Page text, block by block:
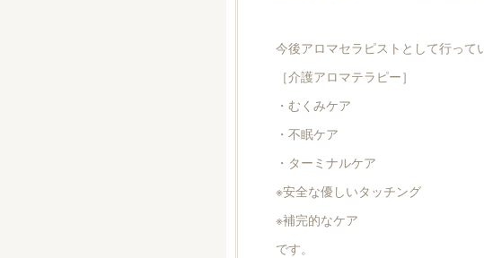
今後アロマセラピストとして行っ
［介護アロマテラピー］
・むくみケア
・不眠ケア
・ターミナルケア
※安全な優しいタッチング
※補完的なケア
です。